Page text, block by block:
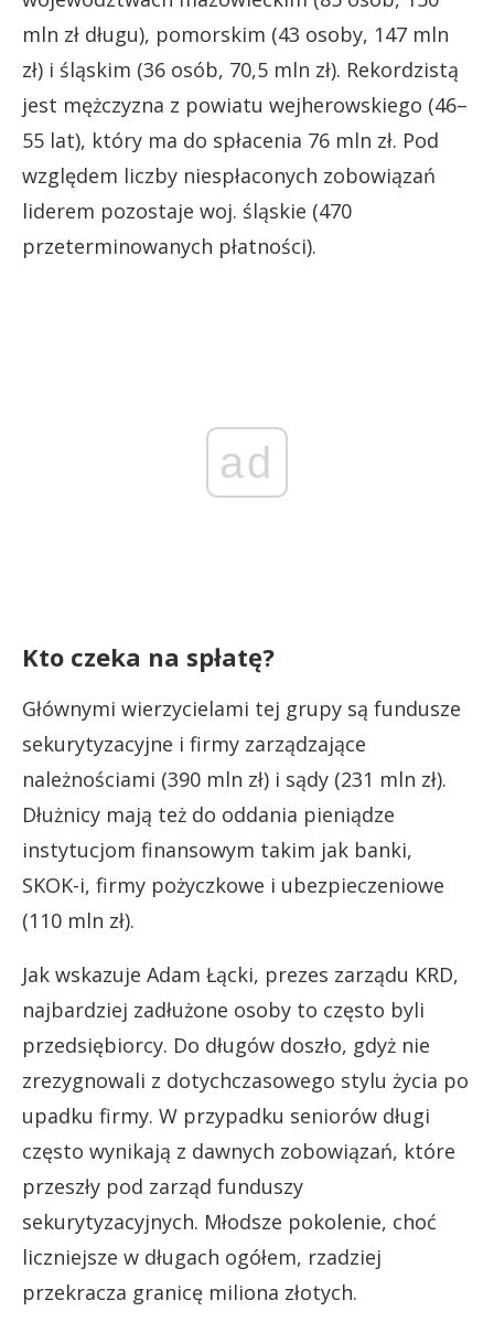
mln zł długu), pomorskim (43 osoby, 147 mln
zł) i śląskim (36 osób, 70,5 mln zł). Rekordzistą
jest mężczyzna z powiatu wejherowskiego (46–
55 lat), który ma do spłacenia 76 mln zł. Pod
względem liczby niespłaconych zobowiązań
liderem pozostaje woj. śląskie (470
przeterminowanych płatności).
ad
Kto czeka na spłatę?
Głównymi wierzycielami tej grupy są fundusze
sekurytyzacyjne i firmy zarządzające
należnościami (390 mln zł) i sądy (231 mln zł).
Dłużnicy mają też do oddania pieniądze
instytucjom finansowym takim jak banki,
SKOK-i, firmy pożyczkowe i ubezpieczeniowe
(110 mln zł).
Jak wskazuje Adam Łącki, prezes zarządu KRD,
najbardziej zadłużone osoby to często byli
przedsiębiorcy. Do długów doszło, gdyż nie
zrezygnowali z dotychczasowego stylu życia po
upadku firmy. W przypadku seniorów długi
często wynikają z dawnych zobowiązań, które
przeszły pod zarząd funduszy
sekurytyzacyjnych. Młodsze pokolenie, choć
liczniejsze w długach ogółem, rzadziej
przekracza granicę miliona złotych.